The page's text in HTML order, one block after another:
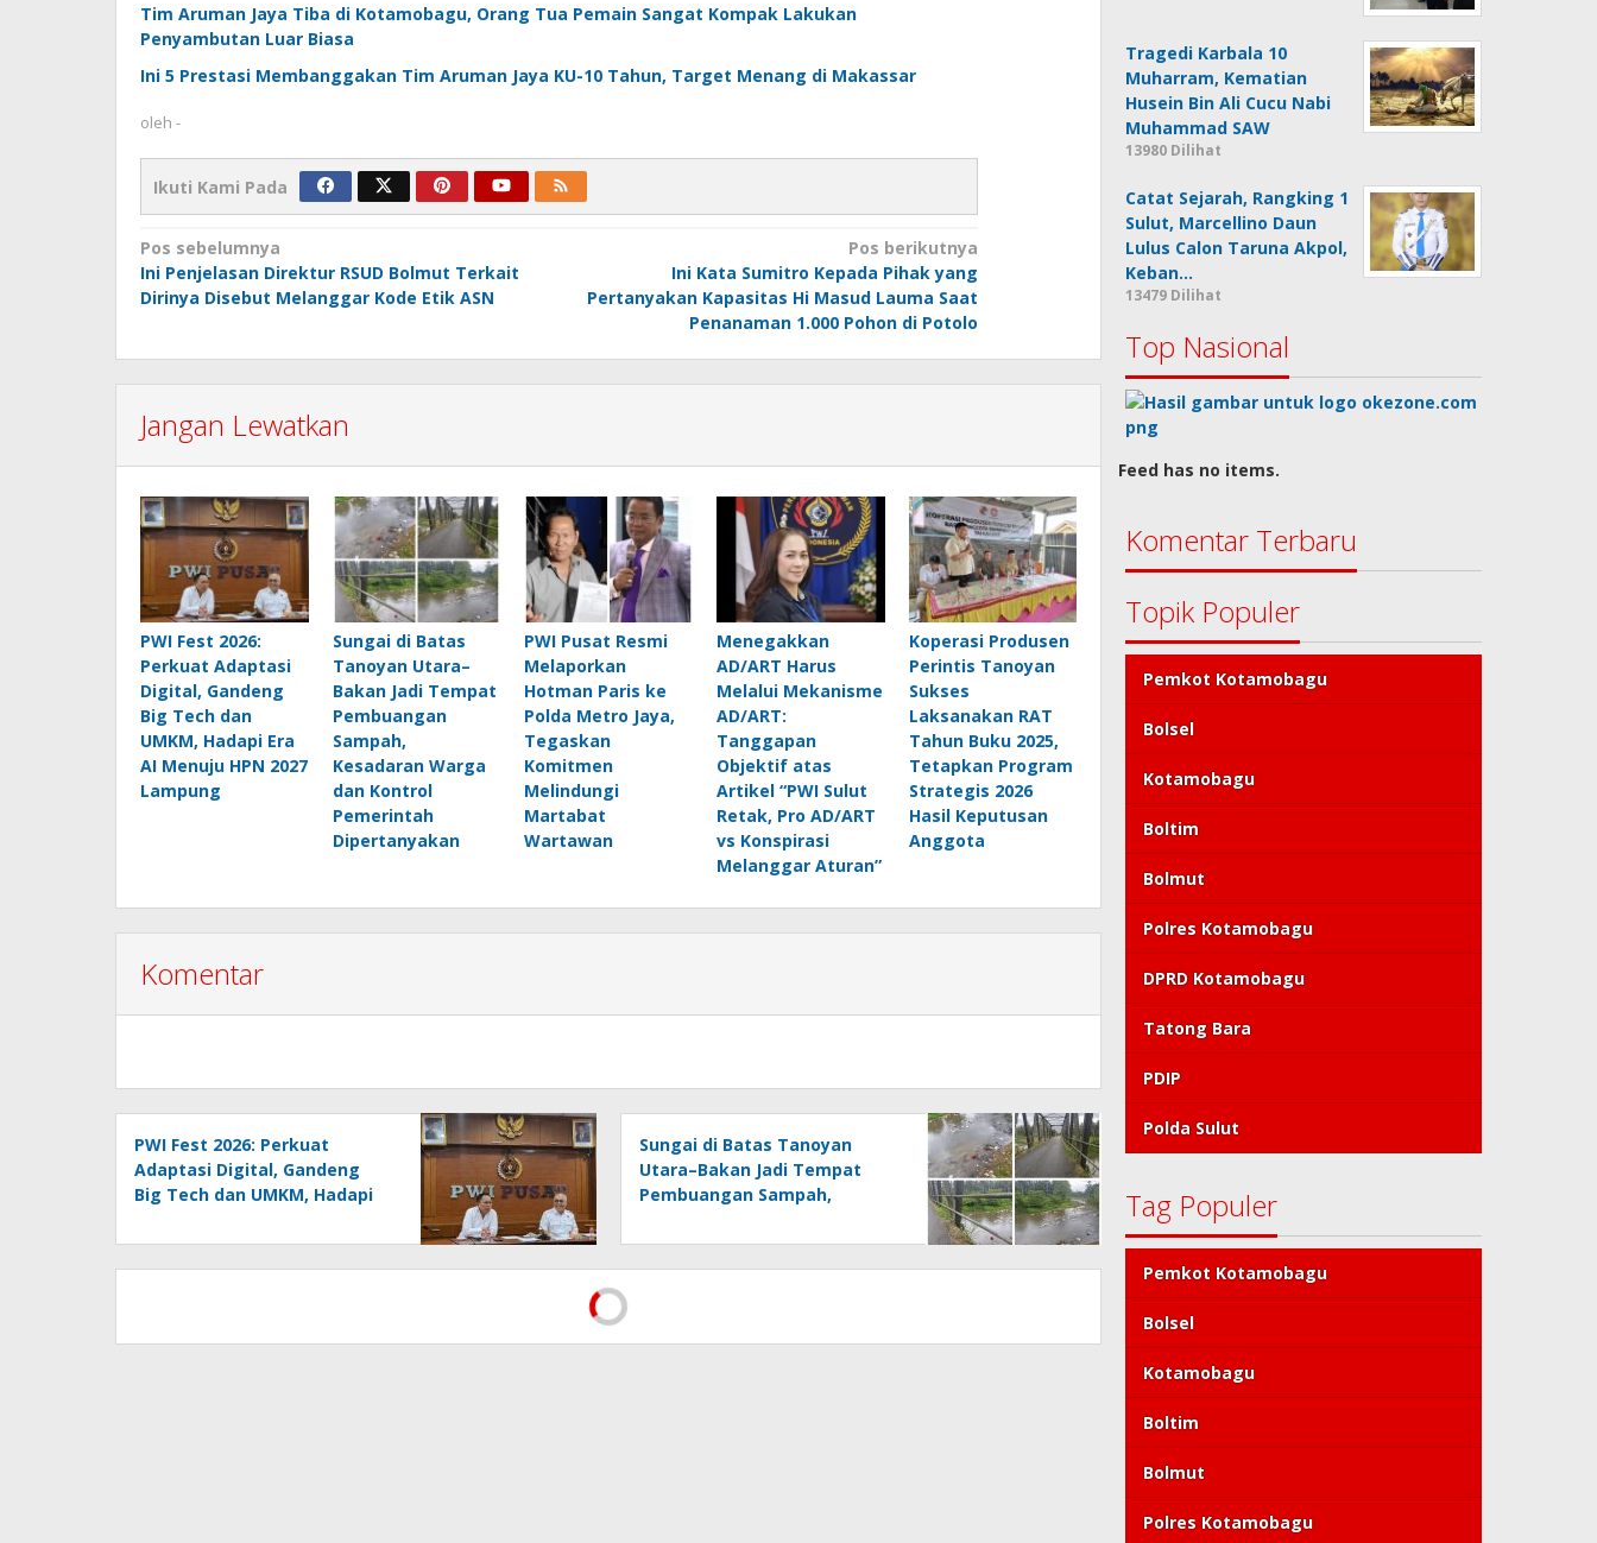
Tim Aruman Jaya Tiba di Kotamobagu, Orang Tua Pemain Sangat Kompak Lakukan
Penyambutan Luar Biasa
Ini 5 Prestasi Membanggakan Tim Aruman Jaya KU-10 Tahun, Target Menang di Makassar
oleh -
Ikuti Kami Pada
Navigasi
pos
Pos sebelumnya
Ini Penjelasan Direktur RSUD Bolmut Terkait
Dirinya Disebut Melanggar Kode Etik ASN
Pos berikutnya
Ini Kata Sumitro Kepada Pihak yang
Pertanyakan Kapasitas Hi Masud Lauma Saat
Penanaman 1.000 Pohon di Potolo
Jangan Lewatkan
PWI Fest 2026:
Perkuat Adaptasi
Digital, Gandeng
Big Tech dan
UMKM, Hadapi Era
AI Menuju HPN 2027
Lampung
Sungai di Batas
Tanoyan Utara–
Bakan Jadi Tempat
Pembuangan
Sampah,
Kesadaran Warga
dan Kontrol
Pemerintah
Dipertanyakan
PWI Pusat Resmi
Melaporkan
Hotman Paris ke
Polda Metro Jaya,
Tegaskan
Komitmen
Melindungi
Martabat
Wartawan
Menegakkan
AD/ART Harus
Melalui Mekanisme
AD/ART:
Tanggapan
Objektif atas
Artikel “PWI Sulut
Retak, Pro AD/ART
vs Konspirasi
Melanggar Aturan”
Koperasi Produsen
Perintis Tanoyan
Sukses
Laksanakan RAT
Tahun Buku 2025,
Tetapkan Program
Strategis 2026
Hasil Keputusan
Anggota
Komentar
PWI Fest 2026: Perkuat
Adaptasi Digital, Gandeng
Big Tech dan UMKM, Hadapi
Lampung
Sungai di Batas Tanoyan
Utara–Bakan Jadi Tempat
Pembuangan Sampah,
Kontrol Pemerintah
Dipertanyakan
Jaya, Tegaskan Komitmen
Tanggapan Objektif atas
Tragedi Karbala 10
Muharram, Kematian
Husein Bin Ali Cucu Nabi
Muhammad SAW
13980 Dilihat
Catat Sejarah, Rangking 1
Sulut, Marcellino Daun
Lulus Calon Taruna Akpol,
Keban…
13479 Dilihat
Top Nasional
Feed has no items.
Komentar Terbaru
Topik Populer
Pemkot Kotamobagu
Bolsel
Kotamobagu
Boltim
Bolmut
Polres Kotamobagu
DPRD Kotamobagu
Tatong Bara
PDIP
Polda Sulut
Tag Populer
Pemkot Kotamobagu
Bolsel
Kotamobagu
Boltim
Bolmut
Polres Kotamobagu